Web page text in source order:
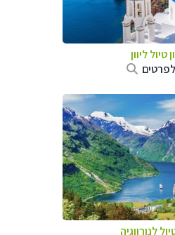
טיול ליוון
לנורווגיה